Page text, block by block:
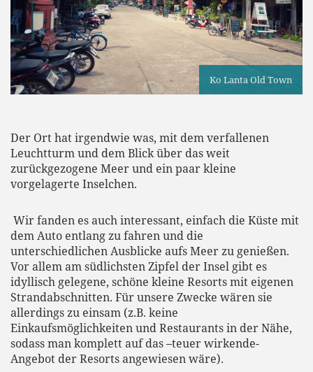
Ko Lanta Old Town
Der Ort hat irgendwie was, mit dem verfallenen
Leuchtturm und dem Blick über das weit
zurückgezogene Meer und ein paar kleine
vorgelagerte Inselchen.
Wir fanden es auch interessant, einfach die Küste mit
dem Auto entlang zu fahren und die
unterschiedlichen Ausblicke aufs Meer zu genießen.
Vor allem am südlichsten Zipfel der Insel gibt es
idyllisch gelegene, schöne kleine Resorts mit eigenen
Strandabschnitten. Für unsere Zwecke wären sie
allerdings zu einsam (z.B. keine
Einkaufsmöglichkeiten und Restaurants in der Nähe,
sodass man komplett auf das –teuer wirkende-
Angebot der Resorts angewiesen wäre).